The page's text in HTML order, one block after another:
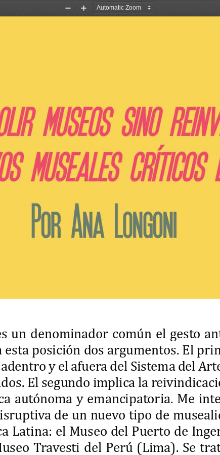
Zoom
Zoom
un denominador común el gesto
posición dos argumentos. El
y el afuera del Sistema del
El segundo implica la reiv
autónoma y emancipatoria. Me in
de un nuevo tipo de mu
Latina: el Museo del Puerto de I
Travesti del Perú (Lima). Se